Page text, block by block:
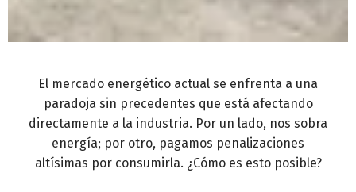
El mercado energético actual se enfrenta a una
paradoja sin precedentes que está afectando
directamente a la industria. Por un lado, nos sobra
energía; por otro, pagamos penalizaciones
altísimas por consumirla. ¿Cómo es esto posible?